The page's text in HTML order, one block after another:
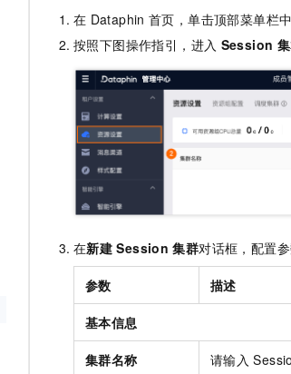
在 Dataphin 首页，单击顶部菜单栏
按照下图操作指引，进入 Session
在新建 Session 集群对话框，配置参
参数 描述
基本信息
集群名称 请输入